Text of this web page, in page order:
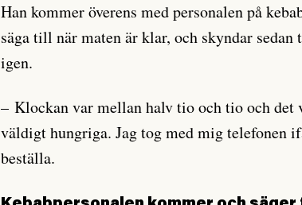
Han kommer överens med personalen på
säga till när maten är klar, och skyndar
igen.
– Klockan var mellan halv tio och tio och
väldigt hungriga. Jag tog med mig telefonen
beställa.